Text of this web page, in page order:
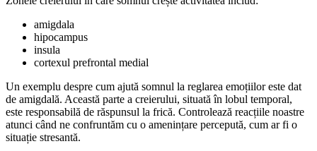
amigdala
hipocampus
insula
cortexul prefrontal medial
Un exemplu despre cum ajută somnul la reglarea emoțiilor este dat
de amigdală. Această parte a creierului, situată în lobul temporal,
este responsabilă de răspunsul la frică. Controlează reacțiile noastre
atunci când ne confruntăm cu o amenințare percepută, cum ar fi o
situație stresantă.